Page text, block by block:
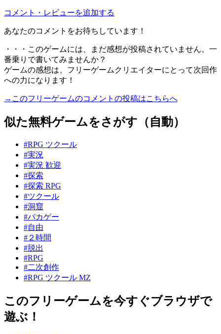
コメント・レビューを追加する
あなたのコメントをお待ちしています！
・・・このゲームには、まだ感想が投稿されていません。一
番乗りで書いてみませんか？
ゲームの感想は、フリーゲームクリエイターにとって次回作
への力になります！
→このフリーゲームのコメントの投稿はこちらへ
似た無料ゲームをさがす（自動）
#RPG ツクール
#実況
#実況 歓迎
#探索
#探索 RPG
#ツクール
#洞窟
#バカゲー
#自由
#２時間
#脱出
#RPG
#二次創作
#RPG ツクール MZ
このフリーゲームを今すぐブラウザで
遊ぶ！